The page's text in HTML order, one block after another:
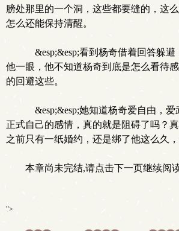
膀处那里的一个洞，这些都要缝的，这
怎么还能保持清醒。
&esp;&esp;看到杨奇借着回答躲避
他一眼，他不知道杨奇到底是怎么看待
的回避这些。
&esp;&esp;她知道杨奇爱自由，爱
正式自己的感情，真的就是阻碍了吗？
之前只有一纸婚约，还是绑了他这么久，
本章尚未完结,请点击下一页继续阅
">